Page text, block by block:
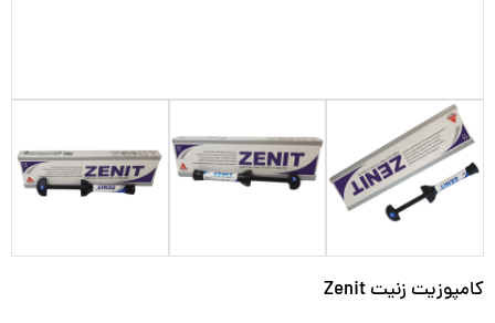
کامپوزیت زنیت Zenit